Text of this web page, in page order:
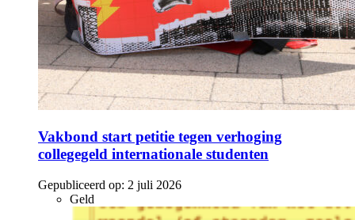
Vakbond start petitie tegen verhoging
collegegeld internationale studenten
Gepubliceerd op: 2 juli 2026
Geld